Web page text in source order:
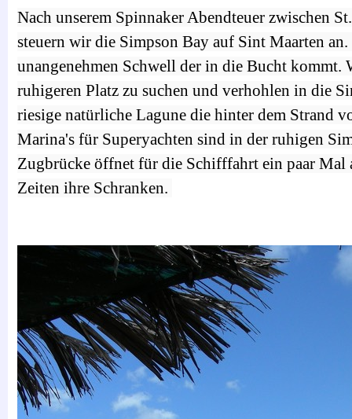
Nach unserem Spinnaker Abendteuer zwischen
steuern wir die Simpson Bay auf Sint Maarten
unangenehmen Schwell der in die Bucht kommt.
ruhigeren Platz zu suchen und verhohlen in die
riesige natürliche Lagune die hinter dem Strand
Marina's für Superyachten sind in der ruhigen
Zugbrücke öffnet für die Schifffahrt ein paar Mal
Zeiten ihre Schranken.